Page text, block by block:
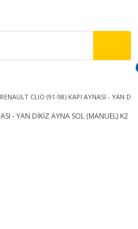
RENAULT CLIO (91-98) KAPI AYNASI - YAN